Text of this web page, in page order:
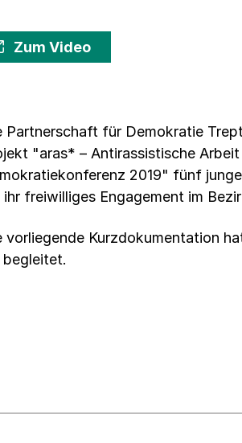
Zum Video
Partnerschaft für Demokratie
"aras* – Antirassistische
2019" fünf
ihr freiwilliges Engagement im
vorliegende Kurzdokumentation
begleitet.